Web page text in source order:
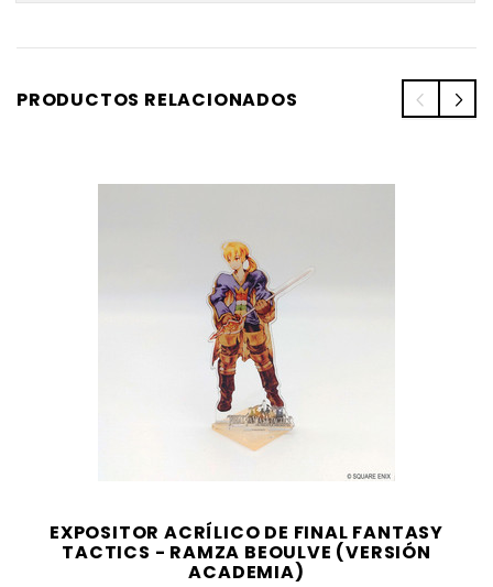
PRODUCTOS RELACIONADOS
EXPOSITOR ACRÍLICO DE FINAL FANTASY
TACTICS - RAMZA BEOULVE (VERSIÓN
ACADEMIA)